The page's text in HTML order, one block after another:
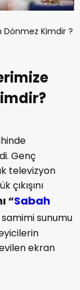
Dönmez Kimdir ?
Genç
televizyon
çıkışını
“Sabah
samimi sunumu
ekran